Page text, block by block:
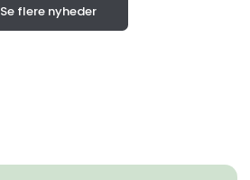
Se flere nyheder